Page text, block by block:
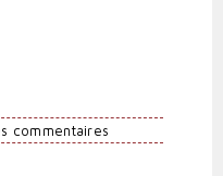
commentaires